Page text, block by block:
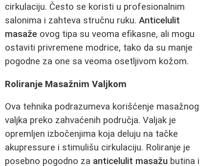
cirkulaciju. Često se koristi u profesionalnim
salonima i zahteva stručnu ruku. Anticelulit
masaže ovog tipa su veoma efikasne, ali mogu
ostaviti privremene modrice, tako da su manje
pogodne za one sa veoma osetljivom kožom.
Roliranje Masažnim Valjkom
Ova tehnika podrazumeva korišćenje masažnog
valjka preko zahvaćenih područja. Valjak je
opremljen izbočenjima koja deluju na tačke
akupressure i stimulišu cirkulaciju. Roliranje je
posebno pogodno za anticelulit masažu butina i